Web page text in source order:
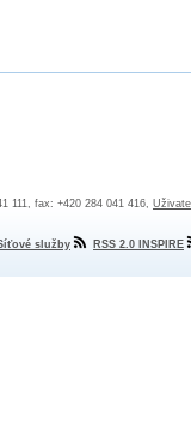
111, fax: +420 284 041 416,
služby RSS 2.0 INSPIRE